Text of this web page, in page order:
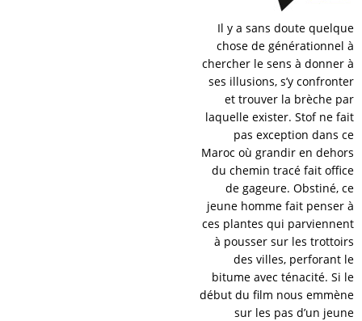
Il y a sans doute quelque
chose de générationnel à
chercher le sens à donner à
ses illusions, s’y confronter
et trouver la brèche par
laquelle exister. Stof ne fait
pas exception dans ce
Maroc où grandir en dehors
du chemin tracé fait office
de gageure. Obstiné, ce
jeune homme fait penser à
ces plantes qui parviennent
à pousser sur les trottoirs
des villes, perforant le
bitume avec ténacité. Si le
début du film nous emmène
sur les pas d’un jeune